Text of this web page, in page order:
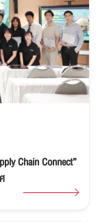
Chain Connect”